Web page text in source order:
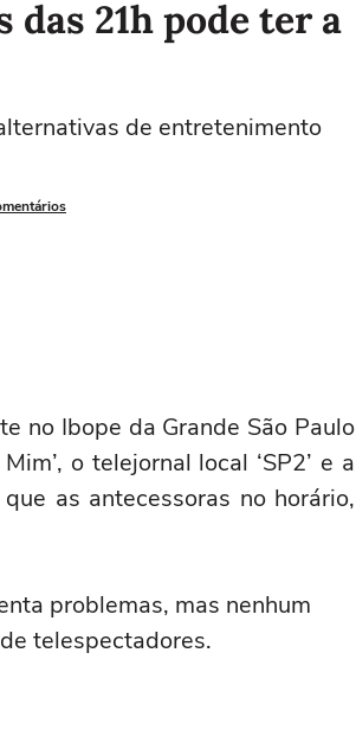
das 21h pode ter a
de entretenimento
no Ibope da Grande São Paulo
o telejornal local ‘SP2’ e a
as antecessoras no horário,
problemas, mas nenhum
telespectadores.